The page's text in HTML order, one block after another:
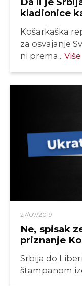
kladionice
Košarkaška
za osvajanje
ni prema... Više
27/07/2019
Ne, spisak
priznanje
Srbija do
štampanom